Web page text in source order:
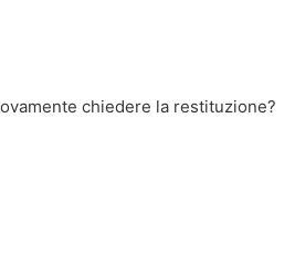
chiedere la restituzione?